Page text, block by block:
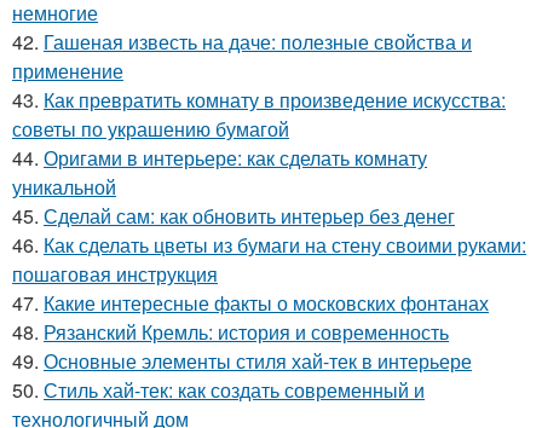
немногие
42. Гашеная известь на даче: полезные свойства и
применение
43. Как превратить комнату в произведение искусства:
советы по украшению бумагой
44. Оригами в интерьере: как сделать комнату
уникальной
45. Сделай сам: как обновить интерьер без денег
46. Как сделать цветы из бумаги на стену своими руками:
пошаговая инструкция
47. Какие интересные факты о московских фонтанах
48. Рязанский Кремль: история и современность
49. Основные элементы стиля хай-тек в интерьере
50. Стиль хай-тек: как создать современный и
технологичный дом